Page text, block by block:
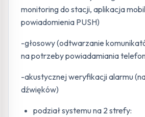
monitoring do stacji, aplikacja
powiadomienia PUSH)
-głosowy (odtwarzanie
na potrzeby powiadamiania
-akustycznej weryfikacji alarmu
dźwięków)
podział systemu na 2 strefy: